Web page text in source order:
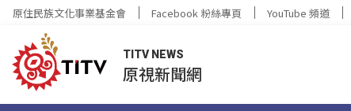
原住民族文化事業基金會 Facebook 粉絲專頁 YouTube 頻道
TITV NEWS
原視新聞網